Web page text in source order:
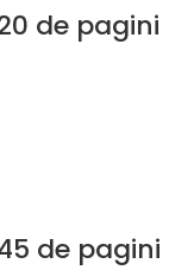
de pagini
de pagini